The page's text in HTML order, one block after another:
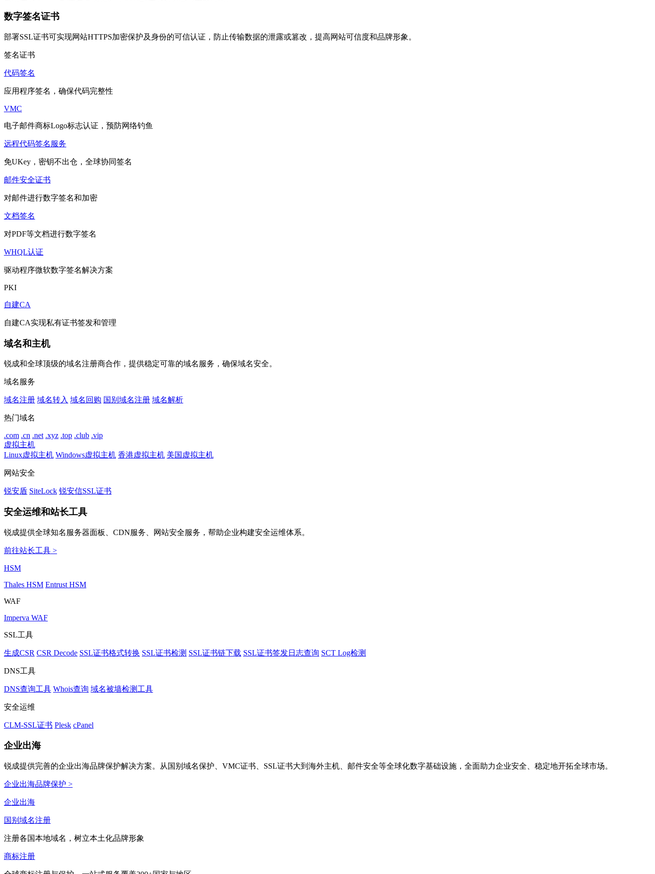
数字签名证书
部署SSL证书可实现网站HTTPS加密保护及身份的可信认证，防止传输数据的泄露或篡改，提高网站可信度和品牌形象。
签名证书
代码签名
应用程序签名，确保代码完整性
VMC
电子邮件商标Logo标志认证，预防网络钓鱼
远程代码签名服务
免UKey，密钥不出仓，全球协同签名
邮件安全证书
对邮件进行数字签名和加密
文档签名
对PDF等文档进行数字签名
WHQL认证
驱动程序微软数字签名解决方案
PKI
自建CA
自建CA实现私有证书签发和管理
域名和主机
锐成和全球顶级的域名注册商合作，提供稳定可靠的域名服务，确保域名安全。
域名服务
域名注册 域名转入 域名回购 国别域名注册 域名解析
热门域名
.com .cn .net .xyz .top .club .vip
虚拟主机
Linux虚拟主机 Windows虚拟主机 香港虚拟主机 美国虚拟主机
网站安全
锐安盾 SiteLock 锐安信SSL证书
安全运维和站长工具
锐成提供全球知名服务器面板、CDN服务、网站安全服务，帮助企业构建安全运维体系。
前往站长工具 >
HSM
Thales HSM Entrust HSM
WAF
Imperva WAF
SSL工具
生成CSR CSR Decode SSL证书格式转换 SSL证书检测 SSL证书链下载 SSL证书签发日志查询 SCT Log检测
DNS工具
DNS查询工具 Whois查询 域名被墙检测工具
安全运维
CLM-SSL证书 Plesk cPanel
企业出海
锐成提供完善的企业出海品牌保护解决方案。从国别域名保护、VMC证书、SSL证书大到海外主机、邮件安全等全球化数字基础设施，全面助力企业安全、稳定地开拓全球市场。
企业出海品牌保护 >
企业出海
国别域名注册
注册各国本地域名，树立本土化品牌形象
商标注册